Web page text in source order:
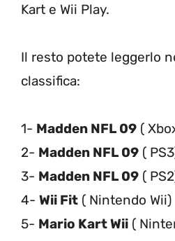
Kart e Wii Play.
Il resto potete leggerlo
classifica:
1- Madden NFL 09 (
2- Madden NFL 09 (
3- Madden NFL 09 (
4- Wii Fit ( Nintendo Wii)
5- Mario Kart Wii (